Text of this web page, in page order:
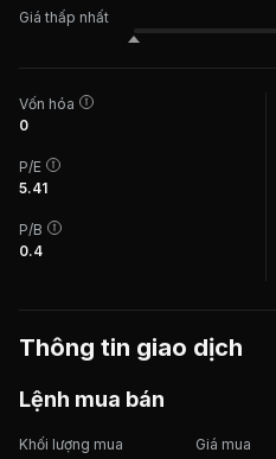
Giá thấp nhất
Vốn hóa
0
P/E
5.41
P/B
0.4
Thông tin giao dịch
Lệnh mua bán
Khối lượng mua Giá mua